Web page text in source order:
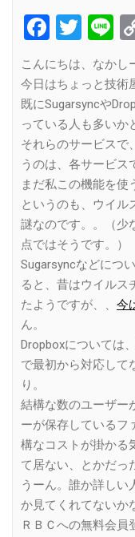
こんにちは、なかし
今日はちょっと技術
既にSugarsyncや
っている人も多いか
それらのサービスで
うのは、各サービス
まだ私この機能を使
というのも、ウイル
謎なのです。。（少
点ではそうです。）
Sugarsyncなどについ
ると、昔はウイルス
たようですが、、 今
ん。
Dropboxについては
で最初から対応して
り。
結構な数のユーザー
ーが保存しているフ
構なコストが掛かる
て居ない、とかだっ
うーん。誰か詳しい
か見てくれてないか
ＲＢＣへの無料会員